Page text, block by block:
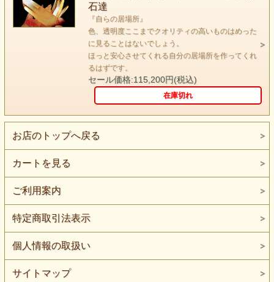
石達
『自らの居場所』
色、透明度ここまでクオリティの高いものはめった
に見ることはないでしょう。
ほっと安心させてくれる自分の居場所を作ってくれ
るはずです。
セール価格:115,200円(税込)
在庫切れ
お店のトップへ戻る
カートを見る
ご利用案内
特定商取引法表示
個人情報の取扱い
サイトマップ